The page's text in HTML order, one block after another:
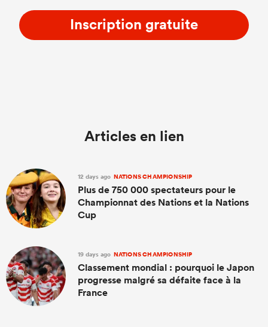
Inscription gratuite
Articles en lien
12 days ago NATIONS CHAMPIONSHIP
Plus de 750 000 spectateurs pour le
Championnat des Nations et la Nations
Cup
19 days ago NATIONS CHAMPIONSHIP
Classement mondial : pourquoi le Japon
progresse malgré sa défaite face à la
France